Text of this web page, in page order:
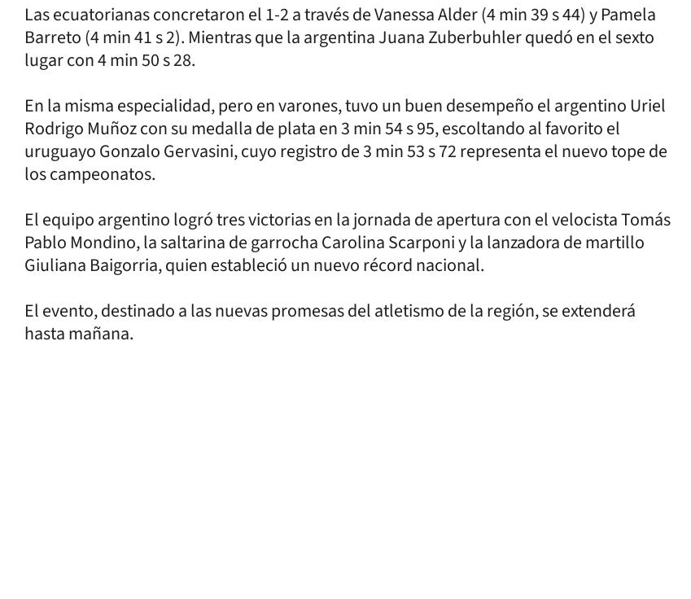
Las ecuatorianas concretaron el 1-2 a través de Vanessa Alder (4 min 39 s 44) y Pamela
Barreto (4 min 41 s 2). Mientras que la argentina Juana Zuberbuhler quedó en el sexto
lugar con 4 min 50 s 28.
En la misma especialidad, pero en varones, tuvo un buen desempeño el argentino Uriel
Rodrigo Muñoz con su medalla de plata en 3 min 54 s 95, escoltando al favorito el
uruguayo Gonzalo Gervasini, cuyo registro de 3 min 53 s 72 representa el nuevo tope de
los campeonatos.
El equipo argentino logró tres victorias en la jornada de apertura con el velocista Tomás
Pablo Mondino, la saltarina de garrocha Carolina Scarponi y la lanzadora de martillo
Giuliana Baigorria, quien estableció un nuevo récord nacional.
El evento, destinado a las nuevas promesas del atletismo de la región, se extenderá
hasta mañana.